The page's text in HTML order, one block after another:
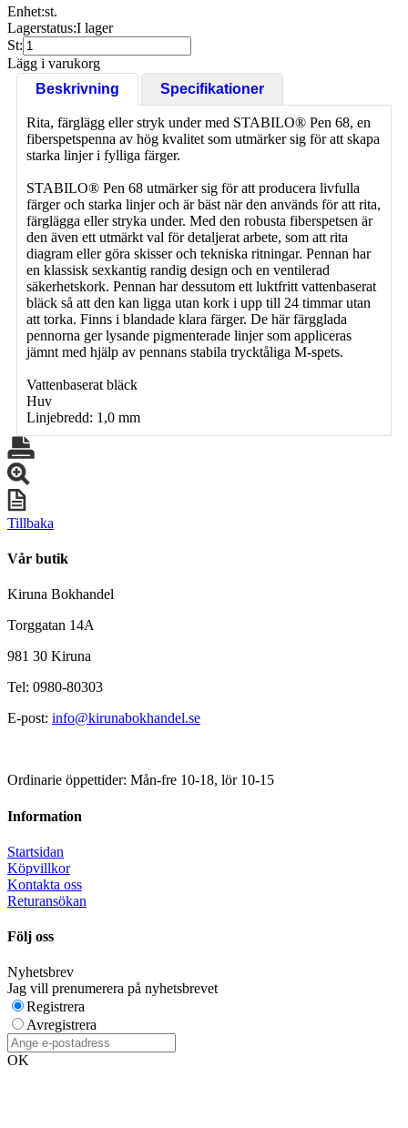
Enhet:st.
Lagerstatus:I lager
St:
Lägg i varukorg
Beskrivning
Specifikationer
Rita, färglägg eller stryk under med STABILO® Pen 68, en
fiberspetspenna av hög kvalitet som utmärker sig för att skapa
starka linjer i fylliga färger.
STABILO® Pen 68 utmärker sig för att producera livfulla
färger och starka linjer och är bäst när den används för att rita,
färglägga eller stryka under. Med den robusta fiberspetsen är
den även ett utmärkt val för detaljerat arbete, som att rita
diagram eller göra skisser och tekniska ritningar. Pennan har
en klassisk sexkantig randig design och en ventilerad
säkerhetskork. Pennan har dessutom ett luktfritt vattenbaserat
bläck så att den kan ligga utan kork i upp till 24 timmar utan
att torka. Finns i blandade klara färger. De här färgglada
pennorna ger lysande pigmenterade linjer som appliceras
jämnt med hjälp av pennans stabila trycktåliga M-spets.
Vattenbaserat bläck
Huv
Linjebredd: 1,0 mm
Tillbaka
Vår butik
Kiruna Bokhandel
Torggatan 14A
981 30 Kiruna
Tel: 0980-80303
E-post: info@kirunabokhandel.se
Ordinarie öppettider: Mån-fre 10-18, lör 10-15
Information
Startsidan
Köpvillkor
Kontakta oss
Returansökan
Följ oss
Nyhetsbrev
Jag vill prenumerera på nyhetsbrevet
Registrera
Avregistrera
OK